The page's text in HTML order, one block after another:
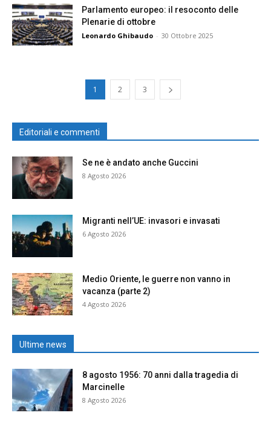
Parlamento europeo: il resoconto delle
Plenarie di ottobre
Leonardo Ghibaudo - 30 Ottobre 2025
1 2 3
Editoriali e commenti
Se ne è andato anche Guccini
8 Agosto 2026
Migranti nell’UE: invasori e invasati
6 Agosto 2026
Medio Oriente, le guerre non vanno in
vacanza (parte 2)
4 Agosto 2026
Ultime news
8 agosto 1956: 70 anni dalla tragedia di
Marcinelle
8 Agosto 2026